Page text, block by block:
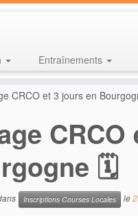
Entraînements
CRCO et 3 jours en
🗓
Inscriptions Courses Locales le